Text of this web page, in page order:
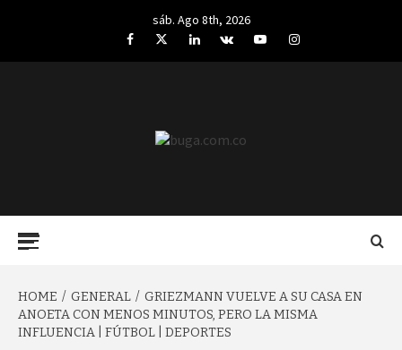
sáb. Ago 8th, 2026
FacebookTwitterLinkedIn
VK YouTubeInstagram
HOME GENERAL
GRIEZMANN VUELVE A SU CASA EN
ANOETA CON MENOS MINUTOS, PERO LA MISMA
INFLUENCIA | FÚTBOL | DEPORTES